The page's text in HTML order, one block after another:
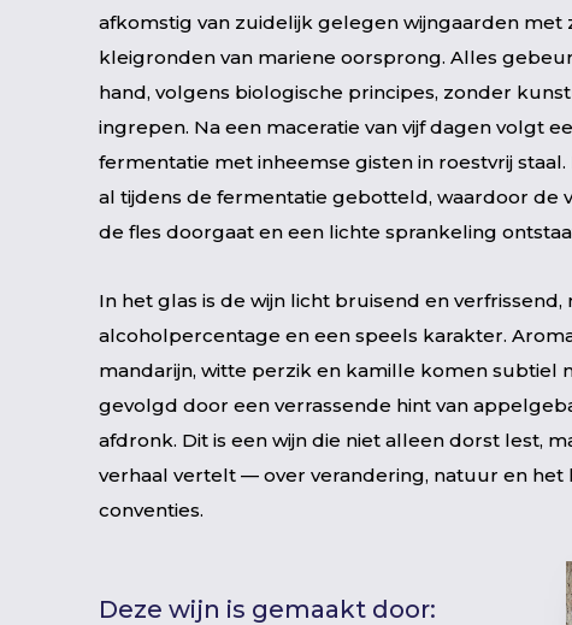
afkomstig van zuidelijk gelegen wijngaarden met
kleigronden van mariene oorsprong. Alles
hand, volgens biologische principes, zonder
ingrepen. Na een maceratie van vijf dagen volgt
fermentatie met inheemse gisten in roestvrij
al tijdens de fermentatie gebotteld, waardoor de
de fles doorgaat en een lichte sprankeling
In het glas is de wijn licht bruisend en verfrissend,
alcoholpercentage en een speels karakter.
mandarijn, witte perzik en kamille komen subtiel
gevolgd door een verrassende hint van
afdronk. Dit is een wijn die niet alleen dorst lest,
verhaal vertelt — over verandering, natuur en het
conventies.
Deze wijn is gemaakt door: